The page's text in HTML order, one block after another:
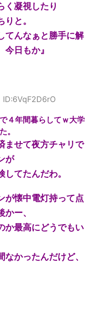
く凝視したり
と。
てんなぁと勝手に解
日もか』
４年間暮らしてｗ大学
。
ませて夜方チャリで
が
てたんだわ。
が懐中電灯持って点
ー、
か最高にどうでもい
かったんだけど、